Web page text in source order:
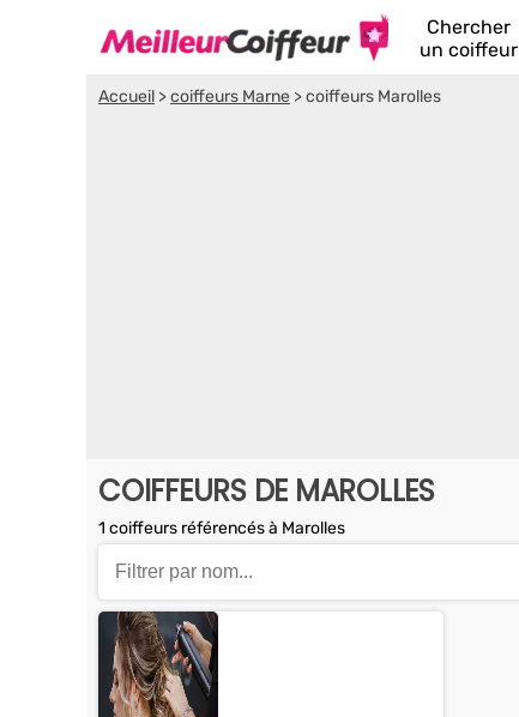
Chercher
un coiffeur
Accueil >coiffeurs Marne >coiffeurs Marolles
COIFFEURS DE MAROLLES
1 coiffeurs référencés à Marolles